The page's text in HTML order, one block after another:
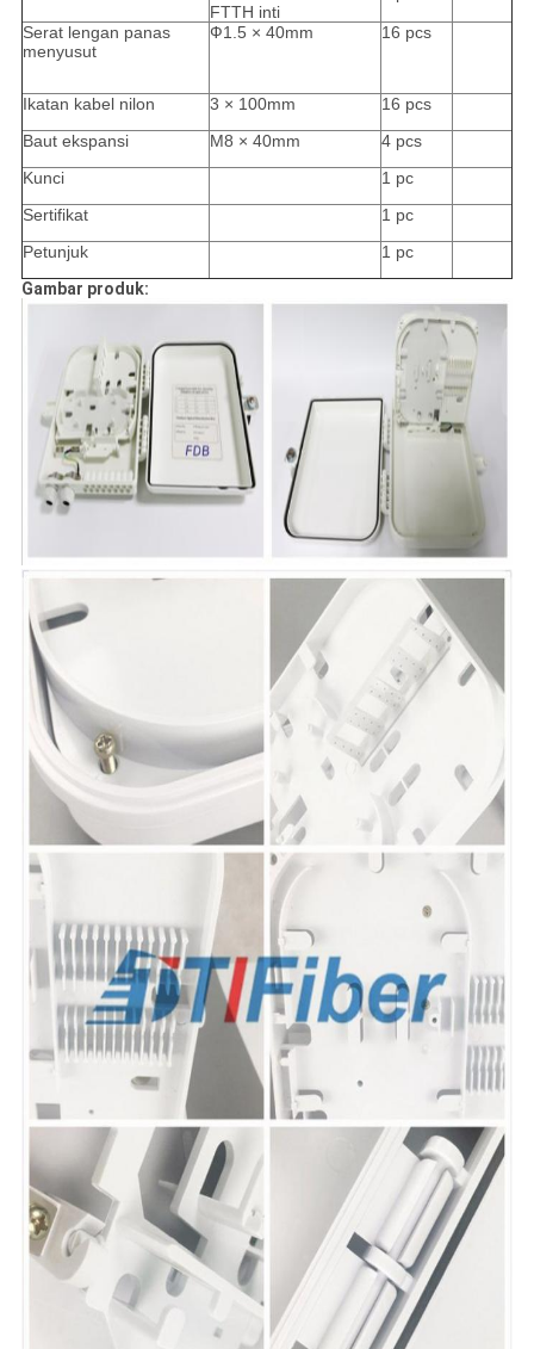
FTTH inti
Serat lengan panas
menyusut
Ф1.5 × 40mm 16 pcs
Ikatan kabel nilon 3 × 100mm
16 pcs
Baut ekspansi
M8 × 40mm
4 pcs
Kunci
1 pc
Sertifikat
1 pc
Petunjuk
1 pc
Gambar produk: